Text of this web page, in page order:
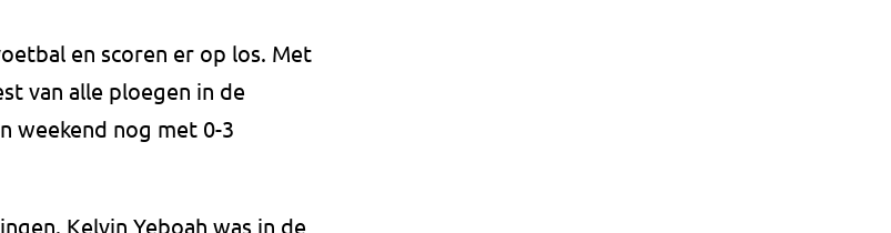
en scoren er op los. Met
van alle ploegen in de
weekend nog met 0-3
Kelvin Yeboah was in de